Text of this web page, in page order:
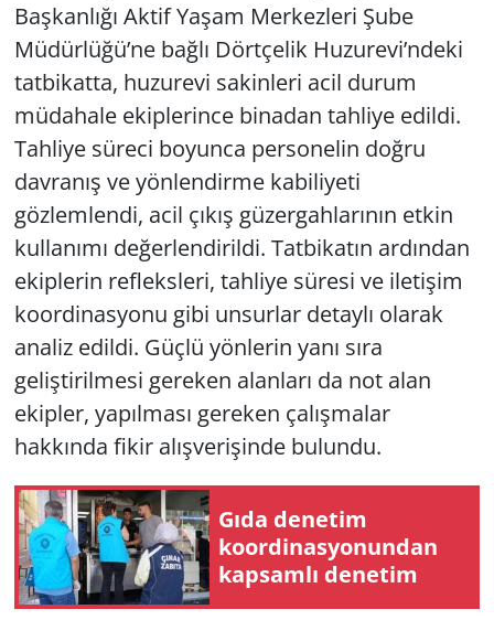
Başkanlığı Aktif Yaşam Merkezleri Şube
Müdürlüğü’ne bağlı Dörtçelik Huzurevi’ndeki
tatbikatta, huzurevi sakinleri acil durum
müdahale ekiplerince binadan tahliye edildi.
Tahliye süreci boyunca personelin doğru
davranış ve yönlendirme kabiliyeti
gözlemlendi, acil çıkış güzergahlarının etkin
kullanımı değerlendirildi. Tatbikatın ardından
ekiplerin refleksleri, tahliye süresi ve iletişim
koordinasyonu gibi unsurlar detaylı olarak
analiz edildi. Güçlü yönlerin yanı sıra
geliştirilmesi gereken alanları da not alan
ekipler, yapılması gereken çalışmalar
hakkında fikir alışverişinde bulundu.
Gıda denetim
koordinasyonundan
kapsamlı denetim